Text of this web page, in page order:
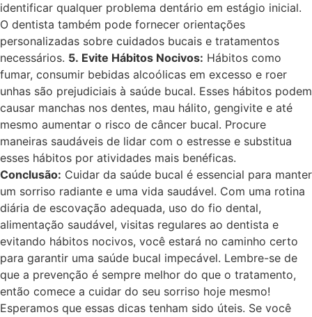
identificar qualquer problema dentário em estágio inicial.
O dentista também pode fornecer orientações
personalizadas sobre cuidados bucais e tratamentos
necessários. 5. Evite Hábitos Nocivos: Hábitos como
fumar, consumir bebidas alcoólicas em excesso e roer
unhas são prejudiciais à saúde bucal. Esses hábitos podem
causar manchas nos dentes, mau hálito, gengivite e até
mesmo aumentar o risco de câncer bucal. Procure
maneiras saudáveis de lidar com o estresse e substitua
esses hábitos por atividades mais benéficas.
Conclusão: Cuidar da saúde bucal é essencial para manter
um sorriso radiante e uma vida saudável. Com uma rotina
diária de escovação adequada, uso do fio dental,
alimentação saudável, visitas regulares ao dentista e
evitando hábitos nocivos, você estará no caminho certo
para garantir uma saúde bucal impecável. Lembre-se de
que a prevenção é sempre melhor do que o tratamento,
então comece a cuidar do seu sorriso hoje mesmo!
Esperamos que essas dicas tenham sido úteis. Se você